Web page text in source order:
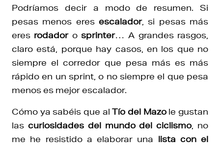
Podríamos decir a modo de resumen. Si
pesas menos eres escalador, si pesas más
eres rodadorosprinter… A grandes rasgos,
claro está, porque hay casos, en los que no
siempre el corredor que pesa más es más
rápido en un sprint, o no siempre el que pesa
menos es mejor escalador.
Cómo ya sabéis que alTío del Mazole gustan
las curiosidades del mundo del ciclismo , no
me he resistido a elaborar una lista con el